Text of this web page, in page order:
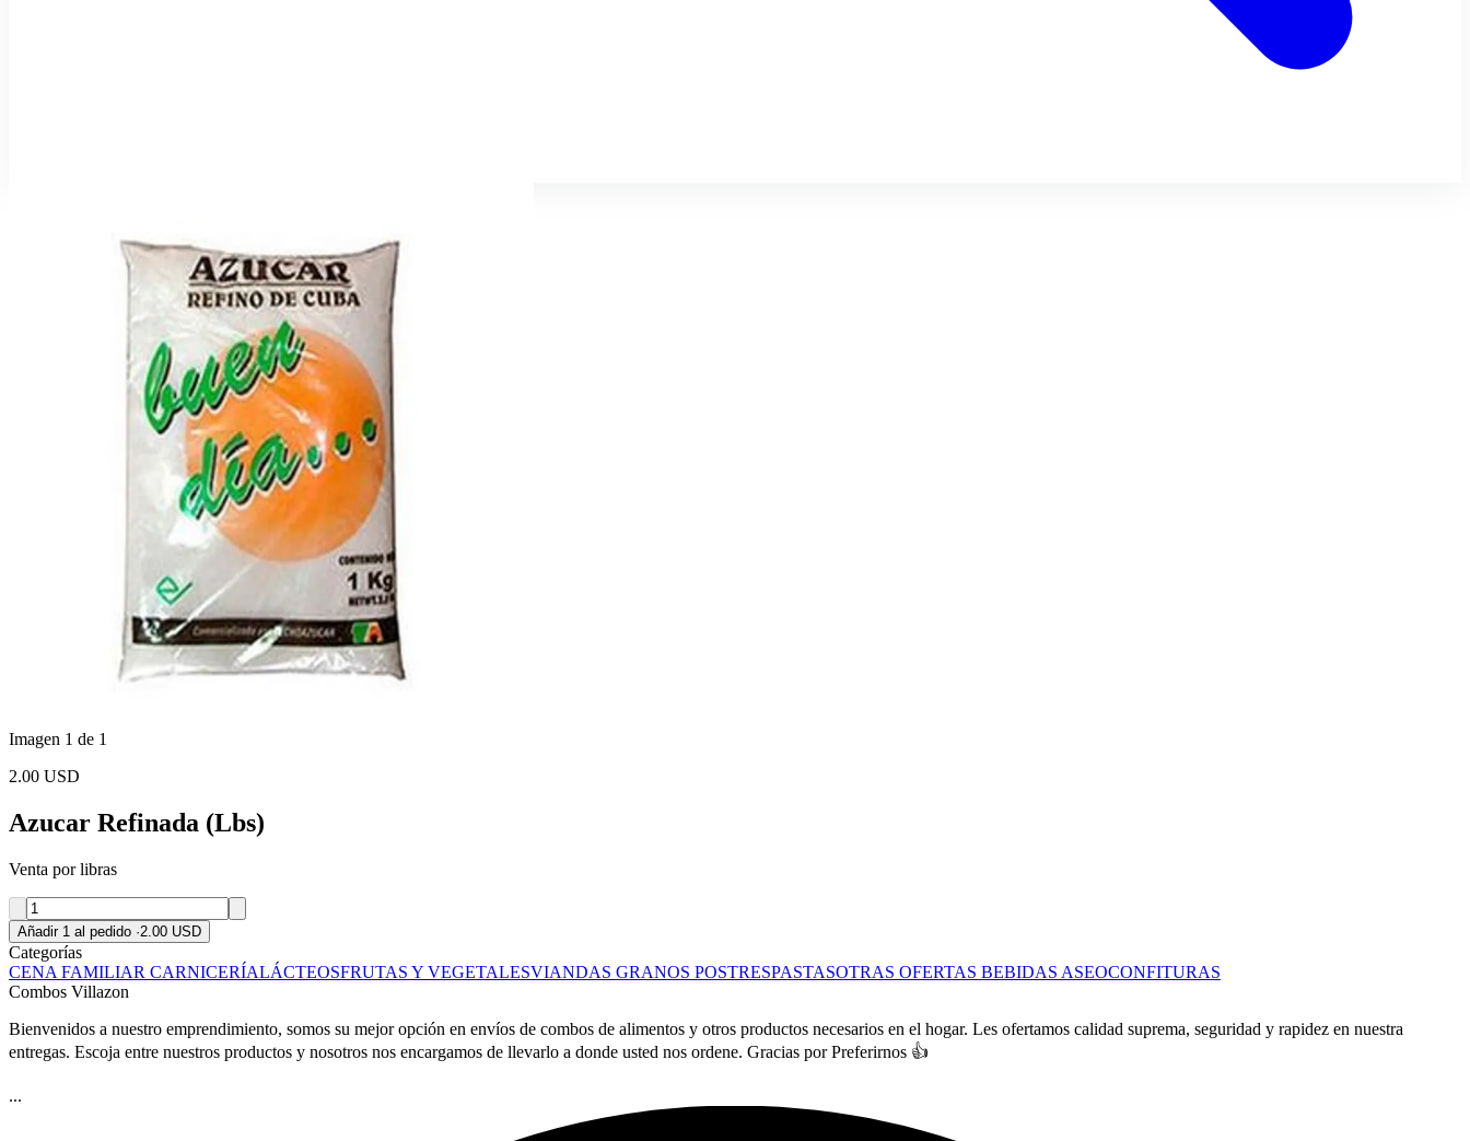
Imagen 1 de 1
2.00 USD
Azucar Refinada (Lbs)
Venta por libras
Añadir 1 al pedido ·2.00 USD
Categorías
CENA FAMILIAR CARNICERÍALÁCTEOSFRUTAS Y VEGETALESVIANDAS GRANOS POSTRESPASTASOTRAS OFERTAS BEBIDAS ASEOCONFITURAS
Combos Villazon
Bienvenidos a nuestro emprendimiento, somos su mejor opción en envíos de combos de alimentos y otros productos necesarios en el hogar. Les ofertamos calidad suprema, seguridad y rapidez en nuestra
entregas. Escoja entre nuestros productos y nosotros nos encargamos de llevarlo a donde usted nos ordene. Gracias por Preferirnos 👍
...